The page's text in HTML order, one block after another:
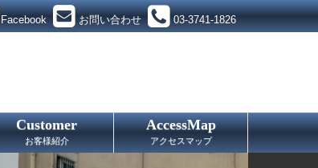
Facebook お問い合わせ 03-3741-1826
Customer
お客様紹介
AccessMap
アクセスマップ